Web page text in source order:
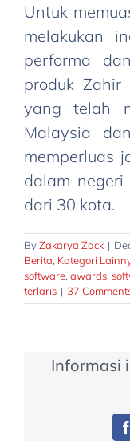
Untuk
melakukan
performa
produk Zahir
yang telah
Malaysia
memperluas
dalam
dari 30 kota.
ByZakarya Zack |
Berita Kategori
software awards
terlaris | 37
Informasi